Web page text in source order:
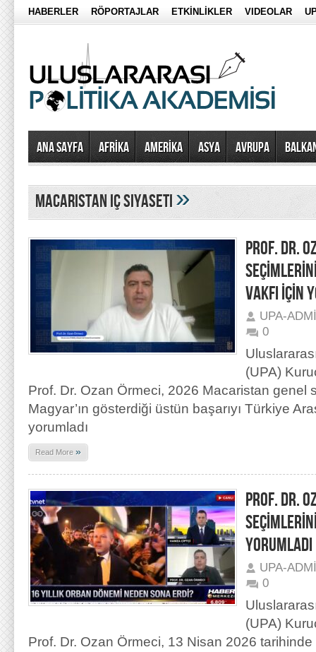
HABERLER RÖPORTAJLAR ETKİNLİKLER VIDEOLAR
Ana Sayfa AFRİKA AMERİKA ASYA AVRUPA
macaristan iç siyaseti»
PROF. DR.
VAKFI İÇİN
UPA-
0
(UPA)
Prof. Dr. Ozan Örmeci, 2026 Macaristan genel
Magyar’ın gösterdiği üstün başarıyı Türkiye
yorumladı
Read More »
PROF. DR.
YORUMLADI
UPA-
0
(UPA)
Prof. Dr. Ozan Örmeci, 13 Nisan 2026 tarihinde